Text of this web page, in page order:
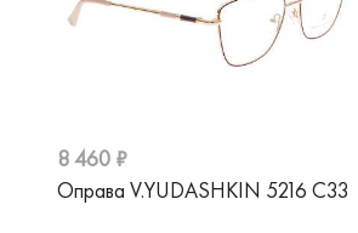
8 460 ₽
Оправа V.YUDASHKIN 5216 C33